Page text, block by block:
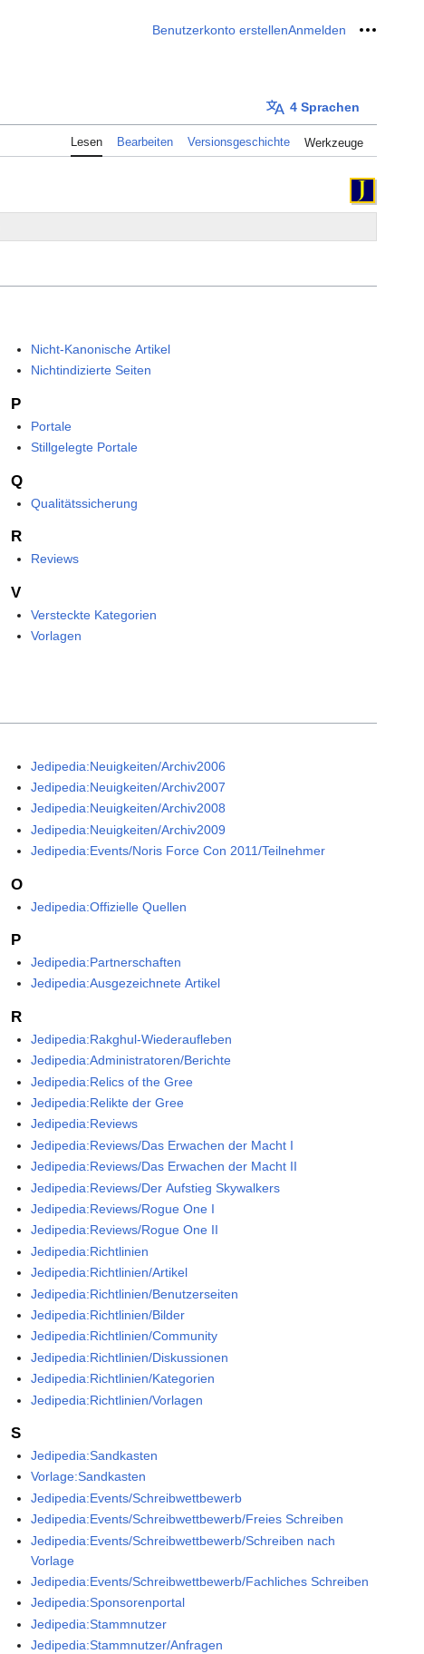
Benutzerkonto erstellenAnmelden Meine
4 Sprachen
Lesen Bearbeiten Versionsgeschichte Werkzeuge
Nicht-Kanonische Artikel
Nichtindizierte Seiten
P
Portale
Stillgelegte Portale
Q
Qualitätssicherung
R
Reviews
V
Versteckte Kategorien
Vorlagen
Jedipedia:Neuigkeiten/Archiv2006
Jedipedia:Neuigkeiten/Archiv2007
Jedipedia:Neuigkeiten/Archiv2008
Jedipedia:Neuigkeiten/Archiv2009
Jedipedia:Events/Noris Force Con 2011/Teilnehmer
O
Jedipedia:Offizielle Quellen
P
Jedipedia:Partnerschaften
Jedipedia:Ausgezeichnete Artikel
R
Jedipedia:Rakghul-Wiederaufleben
Jedipedia:Administratoren/Berichte
Jedipedia:Relics of the Gree
Jedipedia:Relikte der Gree
Jedipedia:Reviews
Jedipedia:Reviews/Das Erwachen der Macht I
Jedipedia:Reviews/Das Erwachen der Macht II
Jedipedia:Reviews/Der Aufstieg Skywalkers
Jedipedia:Reviews/Rogue One I
Jedipedia:Reviews/Rogue One II
Jedipedia:Richtlinien
Jedipedia:Richtlinien/Artikel
Jedipedia:Richtlinien/Benutzerseiten
Jedipedia:Richtlinien/Bilder
Jedipedia:Richtlinien/Community
Jedipedia:Richtlinien/Diskussionen
Jedipedia:Richtlinien/Kategorien
Jedipedia:Richtlinien/Vorlagen
S
Jedipedia:Sandkasten
Vorlage:Sandkasten
Jedipedia:Events/Schreibwettbewerb
Jedipedia:Events/Schreibwettbewerb/Freies Schreiben
Jedipedia:Events/Schreibwettbewerb/Schreiben nach
Vorlage
Jedipedia:Events/Schreibwettbewerb/Fachliches Schreiben
Jedipedia:Sponsorenportal
Jedipedia:Stammnutzer
Jedipedia:Stammnutzer/Anfragen